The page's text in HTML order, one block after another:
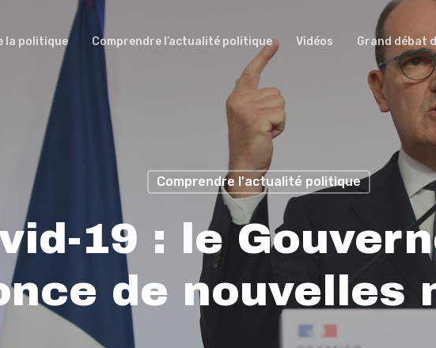
la politique Comprendre l’actualité politique Vidéos Grand débat
Comprendre l'actualité politique
19 : le
de nouvelles